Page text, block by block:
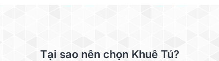
Tại sao nên chọn Khuê Tú?